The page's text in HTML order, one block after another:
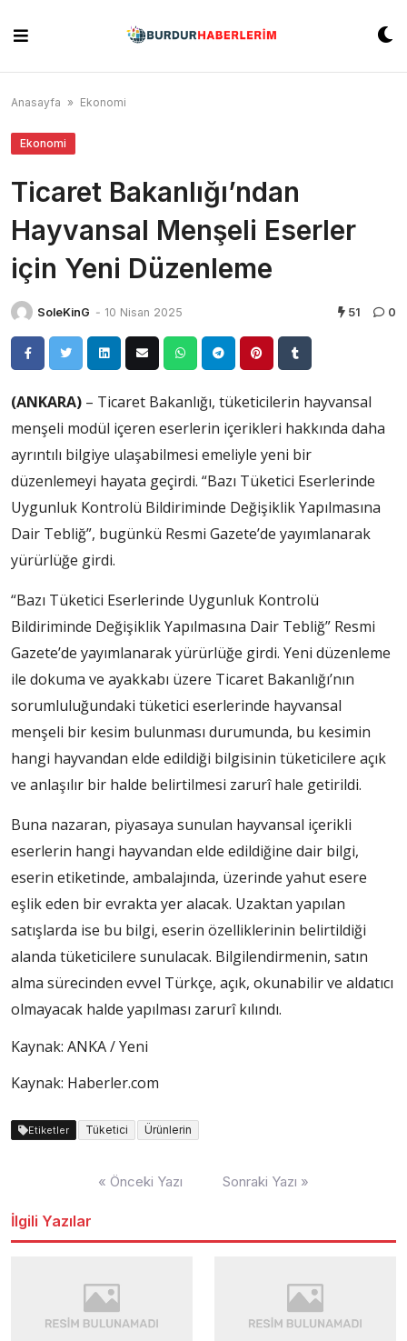
content
Anasayfa » Ekonomi
Ekonomi
Ticaret Bakanlığı’ndan
Hayvansal Menşeli Eserler
için Yeni Düzenleme
SoleKinG - 10 Nisan 2025 51 0
(ANKARA) – Ticaret Bakanlığı, tüketicilerin hayvansal
menşeli modül içeren eserlerin içerikleri hakkında daha
ayrıntılı bilgiye ulaşabilmesi emeliyle yeni bir
düzenlemeyi hayata geçirdi. “Bazı Tüketici Eserlerinde
Uygunluk Kontrolü Bildiriminde Değişiklik Yapılmasına
Dair Tebliğ”, bugünkü Resmi Gazete’de yayımlanarak
yürürlüğe girdi.
“Bazı Tüketici Eserlerinde Uygunluk Kontrolü
Bildiriminde Değişiklik Yapılmasına Dair Tebliğ” Resmi
Gazete’de yayımlanarak yürürlüğe girdi. Yeni düzenleme
ile dokuma ve ayakkabı üzere Ticaret Bakanlığı’nın
sorumluluğundaki tüketici eserlerinde hayvansal
menşeli bir kesim bulunması durumunda, bu kesimin
hangi hayvandan elde edildiği bilgisinin tüketicilere açık
ve anlaşılır bir halde belirtilmesi zarurî hale getirildi.
Buna nazaran, piyasaya sunulan hayvansal içerikli
eserlerin hangi hayvandan elde edildiğine dair bilgi,
eserin etiketinde, ambalajında, üzerinde yahut esere
eşlik eden bir evrakta yer alacak. Uzaktan yapılan
satışlarda ise bu bilgi, eserin özelliklerinin belirtildiği
alanda tüketicilere sunulacak. Bilgilendirmenin, satın
alma sürecinden evvel Türkçe, açık, okunabilir ve aldatıcı
olmayacak halde yapılması zarurî kılındı.
Kaynak: ANKA / Yeni
Kaynak: Haberler.com
Etiketler Tüketici Ürünlerin
« Önceki Yazı Sonraki Yazı »
İlgili Yazılar